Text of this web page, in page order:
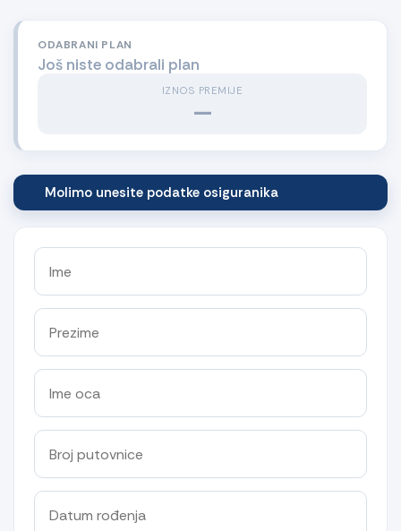
ODABRANI PLAN
Još niste odabrali plan
IZNOS PREMIJE
—
Molimo unesite podatke osiguranika